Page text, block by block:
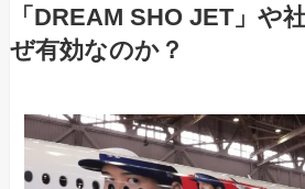
「DREAM SHO JET」や
ぜ有効なのか？